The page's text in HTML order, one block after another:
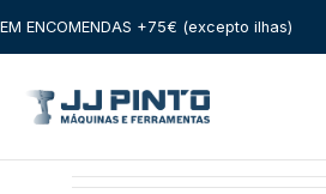
EM ENCOMENDAS +75€ (excepto ilhas)
Mala de Ferramentas 51
Mala de
Estado: